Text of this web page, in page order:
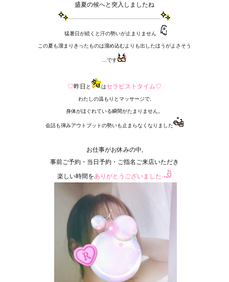
盛夏の候へと突入しましたね
┈┈┈┈┈┈┈┈┈┈┈┈┈┈┈
猛暑日が続くと汗の勢いが止まりません
この夏も溜まりきったものは溜め込むよりも出したほうがよさそう
…です
♡昨日 と はセラピストタイム♡
わたしの温もりとマッサージで,
身体がほぐれている瞬間がたまりません。
会話も弾みアウトプットの勢いも止まらなくなりました
お仕事がお休みの中,
事前ご予約・当日予約・ご指名ご来店いただき
楽しい時間をありがとうございました